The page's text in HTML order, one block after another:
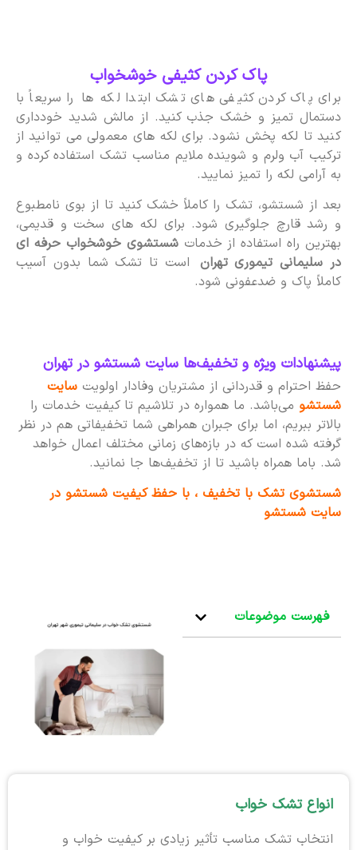
پاک کردن کثیفی خوشخواب
برای پاک کردن کثیفی های تشک ابتدا لکه ها را سریعاً با
دستمال تمیز و خشک جذب کنید. از مالش شدید خودداری
کنید تا لکه پخش نشود. برای لکه های معمولی می توانید از
ترکیب آب ولرم و شوینده ملایم مناسب تشک استفاده کرده و
به آرامی لکه را تمیز نمایید.
بعد از شستشو، تشک را کاملاً خشک کنید تا از بوی نامطبوع
و رشد قارچ جلوگیری شود. برای لکه های سخت و قدیمی،
بهترین راه استفاده از خدمات شستشوی خوشخواب حرفه ای
در سلیمانی تیموری تهران است تا تشک شما بدون آسیب
کاملاً پاک و ضدعفونی شود.
پیشنهادات ویژه و تخفیف‌ها سایت شستشو در تهران
حفظ احترام و قدردانی از مشتریان وفادار اولویت سایت
شستشومی‌باشد. ما همواره در تلاشیم تا کیفیت خدمات را
بالاتر ببریم، اما برای جبران همراهی شما تخفیفاتی هم در نظر
گرفته شده است که در بازه‌های زمانی مختلف اعمال خواهد
شد. باما همراه باشید تا از تخفیف‌ها جا نمانید.
شستشوی تشک با تخفیف ، با حفظ کیفیت شستشو در
سایت شستشو
فهرست موضوعات
انواع تشک خواب
انتخاب تشک مناسب تأثیر زیادی بر کیفیت خواب و